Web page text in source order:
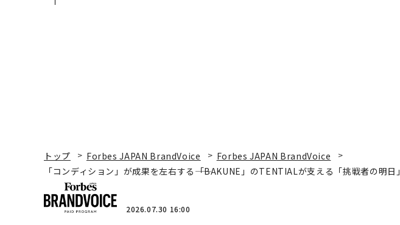
トップ Forbes JAPAN BrandVoice
Forbes JAPAN BrandVoice
「コンディション」が成果を左右する――「BAKUNE」のTENTIALが支える「挑戦者の明日」
2026.07.30 16:00